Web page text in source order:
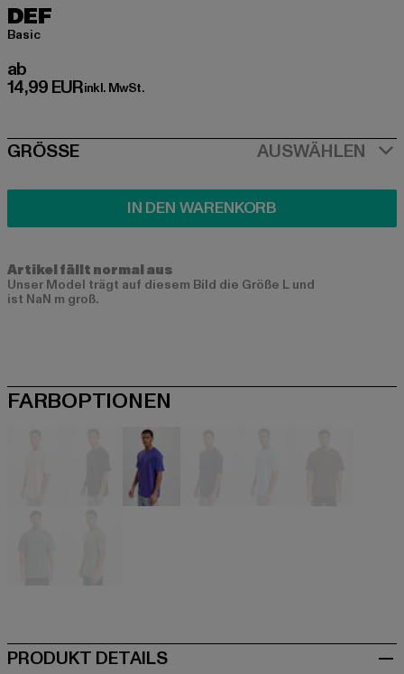
DEF
Basic
ab
14,99 EUR
Derzeitiger Preis: ab 14,99 EUR
inkl. MwSt.
SIZE
GRÖSSE AUSWÄHLEN
IN DEN WARENKORB
Artikel fällt normal aus
Unser Model trägt auf diesem Bild die Größe L und
ist NaN m groß.
FARBOPTIONEN
PRODUKT DETAILS